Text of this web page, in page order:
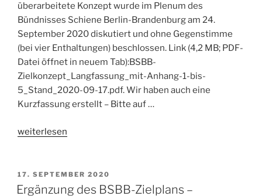
überarbeitete Konzept wurde im Plenum des
Bündnisses Schiene Berlin-Brandenburg am 24.
September 2020 diskutiert und ohne Gegenstimme
(bei vier Enthaltungen) beschlossen. Link (4,2 MB; PDF-
Datei öffnet in neuem Tab):BSBB-
Zielkonzept_Langfassung_mit-Anhang-1-bis-
5_Stand_2020-09-17.pdf. Wir haben auch eine
Kurzfassung erstellt – Bitte auf …
„Zielkonzept
ein
Masterplan
weiterlesen
VERÖFFENTLICHT
AM
17. SEPTEMBER 2020
Ergänzung des BSBB-Zielplans –